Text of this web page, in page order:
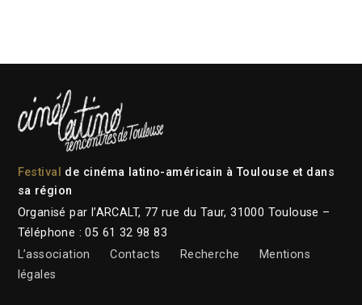
Festival
de cinéma latino-américain à Toulouse et dans
sa région
Organisé par l’ARCALT, 77 rue du Taur, 31000 Toulouse –
Téléphone : 05 61 32 98 83
L’association
Contacts Recherche
Mentions
légales